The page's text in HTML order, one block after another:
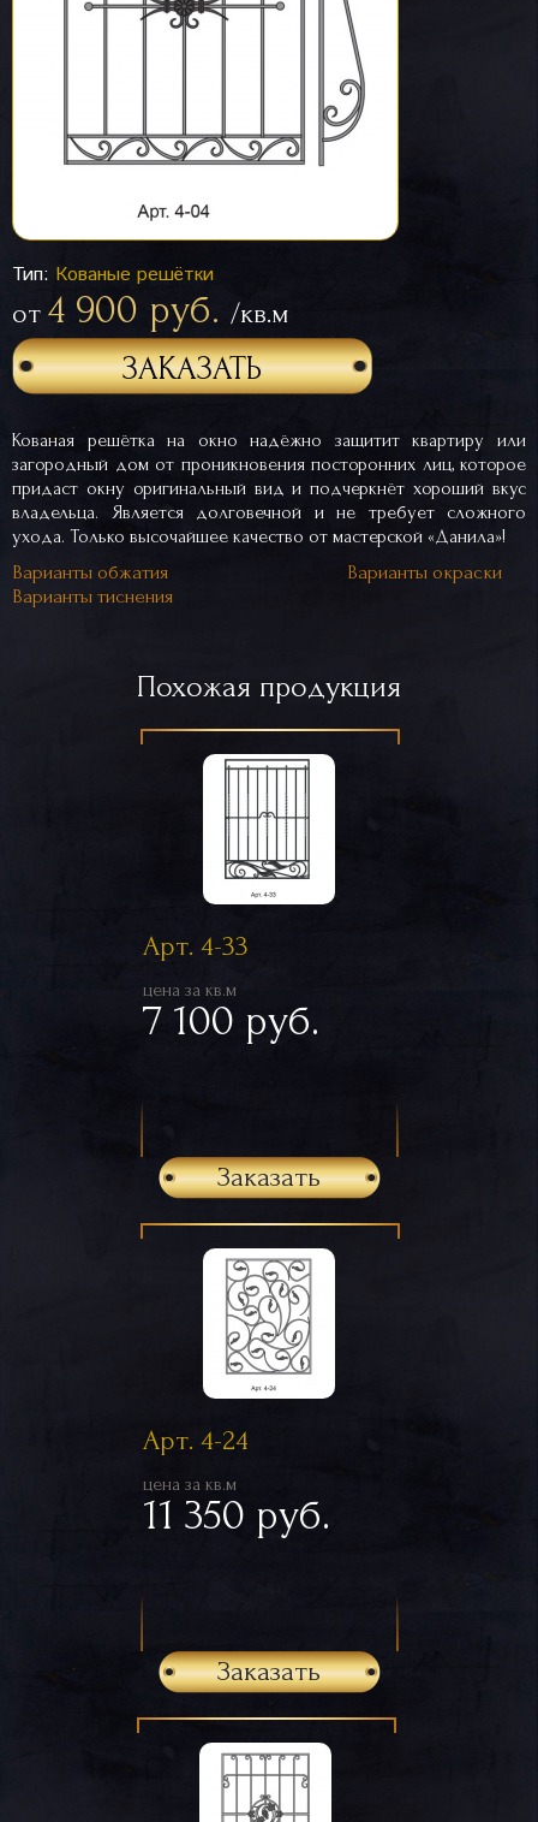
Тип: Кованые решётки
от 4 900 руб. /кв.м
ЗАКАЗАТЬ
Кованая решётка на окно надёжно защитит квартиру или
загородный дом от проникновения посторонних лиц, которое
придаст окну оригинальный вид и подчеркнёт хороший вкус
владельца. Является долговечной и не требует сложного
ухода. Только высочайшее качество от мастерской «Данила»!
Варианты обжатия
Варианты окраски
Варианты тиснения
Похожая продукция
Арт. 4-33
цена за кв.м
7 100 руб.
Заказать
Арт. 4-24
цена за кв.м
11 350 руб.
Заказать